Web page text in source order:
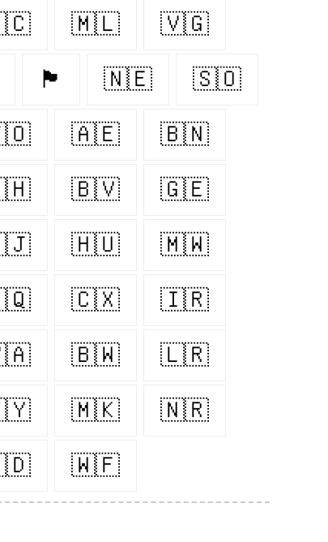
🇲🇱 🇻🇬
🏴󠁧󠁢󠁷󠁬󠁳󠁿 🇳🇪 🇸🇴
🇦🇪 🇧🇳
🇧🇻 🇬🇪
🇭🇺 🇲🇼
🇨🇽 🇮🇷
🇧🇼 🇱🇷
🇲🇰 🇳🇷
🇼🇫